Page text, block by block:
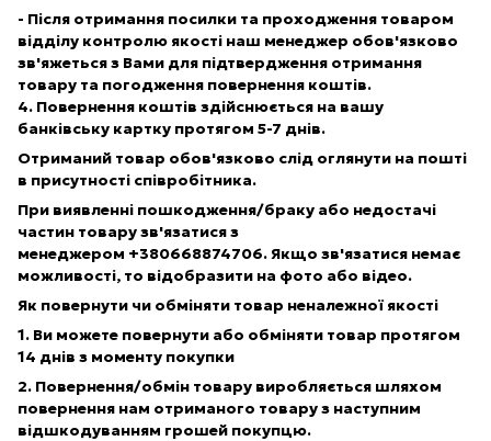
- Після отримання посилки та проходження товаром
відділу контролю якості наш менеджер обов'язково
зв'яжеться з Вами для підтвердження отримання
товару та погодження повернення коштів.
4. Повернення коштів здійснюється на вашу
банківську картку протягом 5-7 днів.
Отриманий товар обов'язково слід оглянути на пошті
в присутності співробітника.
При виявленні пошкодження/браку або недостачі
частин товару зв'язатися з
менеджером +380668874706. Якщо зв'язатися немає
можливості, то відобразити на фото або відео.
Як повернути чи обміняти товар неналежної якості
1. Ви можете повернути або обміняти товар протягом
14 днів з моменту покупки
2. Повернення/обмін товару виробляється шляхом
повернення нам отриманого товару з наступним
відшкодуванням грошей покупцю.